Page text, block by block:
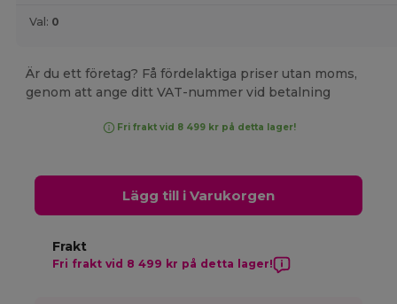
Val: 0
Är du ett företag? Få fördelaktiga priser utan moms,
genom att ange ditt VAT-nummer vid betalning
Fri frakt vid 8 499 kr på detta lager!
Lägg till i Varukorgen
Frakt
Fri frakt vid 8 499 kr på detta lager!